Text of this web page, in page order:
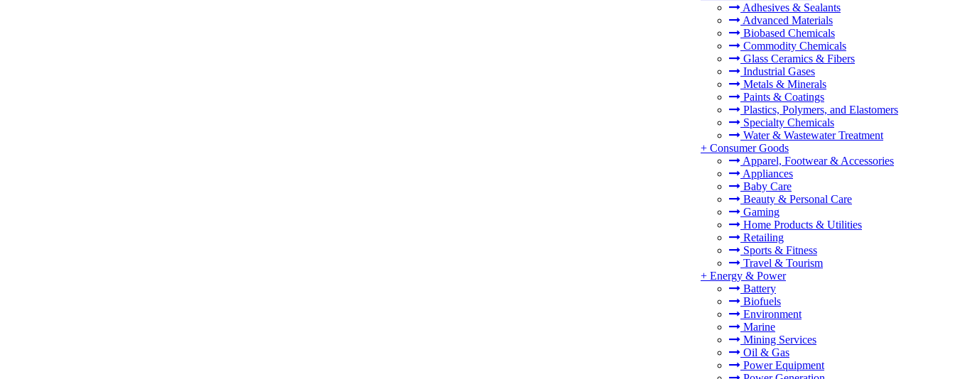
Adhesives & Sealants
Advanced Materials
Biobased Chemicals
Commodity Chemicals
Glass Ceramics & Fibers
Industrial Gases
Metals & Minerals
Paints & Coatings
Plastics, Polymers, and Elastomers
Specialty Chemicals
Water & Wastewater Treatment
+ Consumer Goods
Apparel, Footwear & Accessories
Appliances
Baby Care
Beauty & Personal Care
Gaming
Home Products & Utilities
Retailing
Sports & Fitness
Travel & Tourism
+ Energy & Power
Battery
Biofuels
Environment
Marine
Mining Services
Oil & Gas
Power Equipment